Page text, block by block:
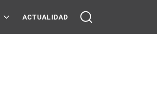
ACTUALIDAD